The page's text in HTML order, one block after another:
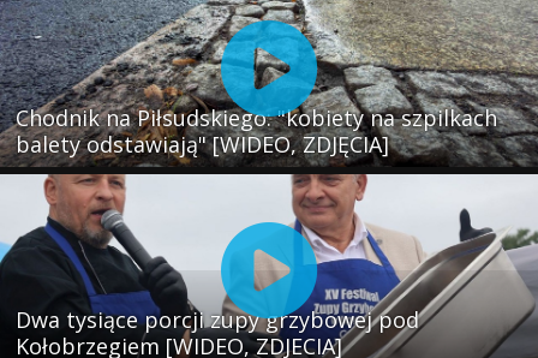
Chodnik na Piłsudskiego: "kobiety na szpilkach
balety odstawiają" [WIDEO, ZDJĘCIA]
Dwa tysiące porcji zupy grzybowej pod
Kołobrzegiem [WIDEO, ZDJECIA]